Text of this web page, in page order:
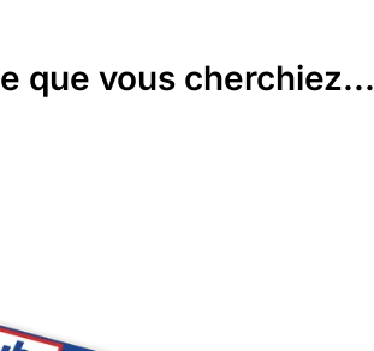
que vous cherchiez...